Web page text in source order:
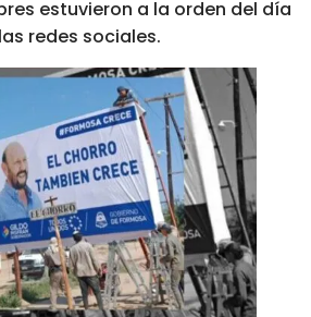
estuvieron a la orden del día
redes sociales.